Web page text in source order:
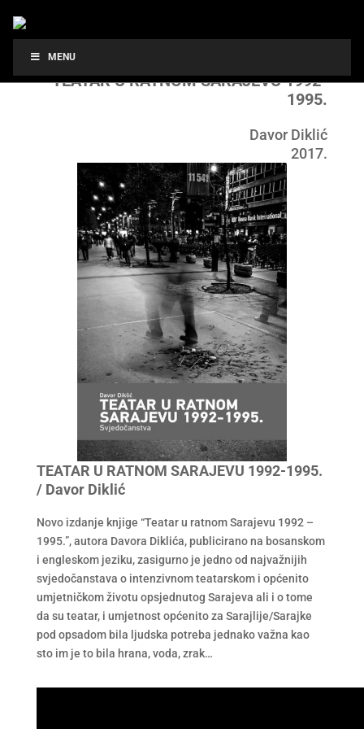
MENU
TEATAR U RATNOM SARAJEVU 1992-
1995.
Davor Diklić
2017.
TEATAR U RATNOM SARAJEVU 1992-1995.
/ Davor Diklić
Novo izdanje knjige “Teatar u ratnom Sarajevu 1992 –
1995.”, autora Davora Diklića, publicirano na bosanskom
i engleskom jeziku, zasigurno je jedno od najvažnijih
svjedočanstava o intenzivnom teatarskom i općenito
umjetničkom životu opsjednutog Sarajeva ali i o tome
da su teatar, i umjetnost općenito za Sarajlije/Sarajke
pod opsadom bila ljudska potreba jednako važna kao
sto im je to bila hrana, voda, zrak…